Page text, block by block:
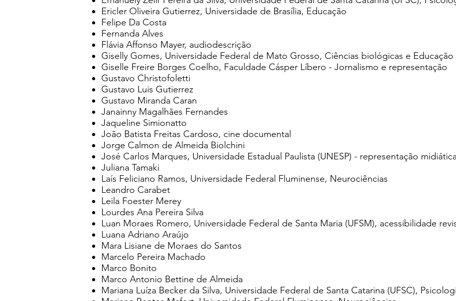
Ericler Oliveira Gutierrez, Universidade de Brasília, Educação
Felipe Da Costa
Fernanda Alves
Flávia Affonso Mayer, audiodescrição
Giselly Gomes, Universidade Federal de Mato Grosso, Ciências biológicas e Educação
Giselle Freire Borges Coelho, Faculdade Cásper Líbero - Jornalismo e representação
Gustavo Christofoletti
Gustavo Luis Gutierrez
Gustavo Miranda Caran
Janainny Magalhães Fernandes
Jaqueline Simionatto
João Batista Freitas Cardoso, cine documental
Jorge Calmon de Almeida Biolchini
José Carlos Marques, Universidade Estadual Paulista (UNESP) - representação
Juliana Tamaki
Laís Feliciano Ramos, Universidade Federal Fluminense, Neurociências
Leandro Carabet
Leila Foester Merey
Lourdes Ana Pereira Silva
Luan Moraes Romero, Universidade Federal de Santa Maria (UFSM), acessibilidade
Luana Adriano Araújo
Mara Lisiane de Moraes do Santos
Marcelo Pereira Machado
Marco Bonito
Marco Antonio Bettine de Almeida
Mariana Luíza Becker da Silva, Universidade Federal de Santa Catarina (UFSC),